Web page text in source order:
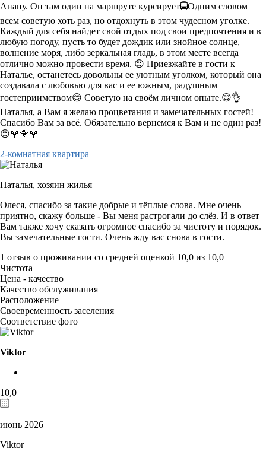
Анапу. Он там один на маршруте курсирует🚍Одним словом
всем советую хоть раз, но отдохнуть в этом чудесном уголке.
Каждый для себя найдет свой отдых под свои предпочтения и в
любую погоду, пусть то будет дождик или знойное солнце,
волнение моря, либо зеркальная гладь, в этом месте всегда
отлично можно провести время. 😍 Приезжайте в гости к
Наталье, останетесь довольны ее уютным уголком, который она
создавала с любовью для вас и ее южным, радушным
гостеприимством😊 Советую на своём личном опыте.😊👌
Наталья, а Вам я желаю процветания и замечательных гостей!
Спасибо Вам за всё. Обязательно вернемся к Вам и не один раз!
😍🌹🌹🌹
2-комнатная квартира
Наталья, хозяин жилья
Олеся, спасибо за такие добрые и тёплые слова. Мне очень
приятно, скажу больше - Вы меня растрогали до слёз. И в ответ
Вам также хочу сказать огромное спасибо за чистоту и порядок.
Вы замечательные гости. Очень жду вас снова в гости.
1 отзыв о проживании со средней оценкой 10,0 из 10,0
Чистота
Цена - качество
Качество обслуживания
Расположение
Своевременность заселения
Соответствие фото
Viktor
10,0
июнь 2026
Viktor